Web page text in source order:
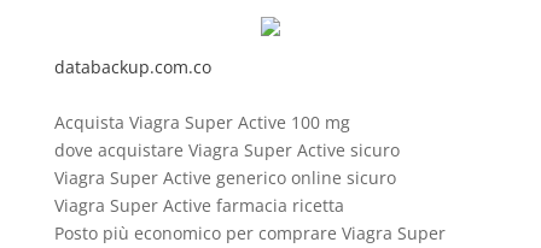
databackup.com.co
Acquista Viagra Super Active 100 mg
dove acquistare Viagra Super Active sicuro
Viagra Super Active generico online sicuro
Viagra Super Active farmacia ricetta
Posto più economico per comprare Viagra Super